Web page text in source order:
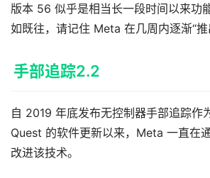
版本 56 似乎是相当长一段时间以来功
如既往，请记住 Meta 在几周内逐渐“推
手部追踪2.2
自 2019 年底发布无控制器手部追踪作
Quest 的软件更新以来，Meta 一直在
改进该技术。